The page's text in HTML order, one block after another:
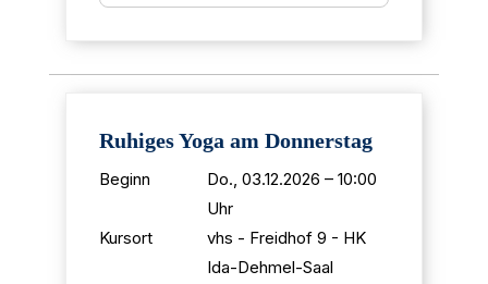
Ruhiges Yoga am Donnerstag
Beginn
Do., 03.12.2026 – 10:00
Uhr
Kursort
vhs - Freidhof 9 - HK
Ida-Dehmel-Saal